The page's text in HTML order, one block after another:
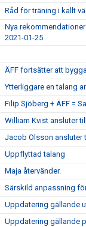
Råd för träning i kallt
Nya
2021-01-25
ÄFF fortsätter att
Ytterliggare en talang
Filip Sjöberg + ÄFF =
William Kvist ansluter
Jacob Olsson ansluter
Uppflyttad talang
Maja återvänder.
Särskild anpassning
Uppdatering gällande
Uppdatering gällande